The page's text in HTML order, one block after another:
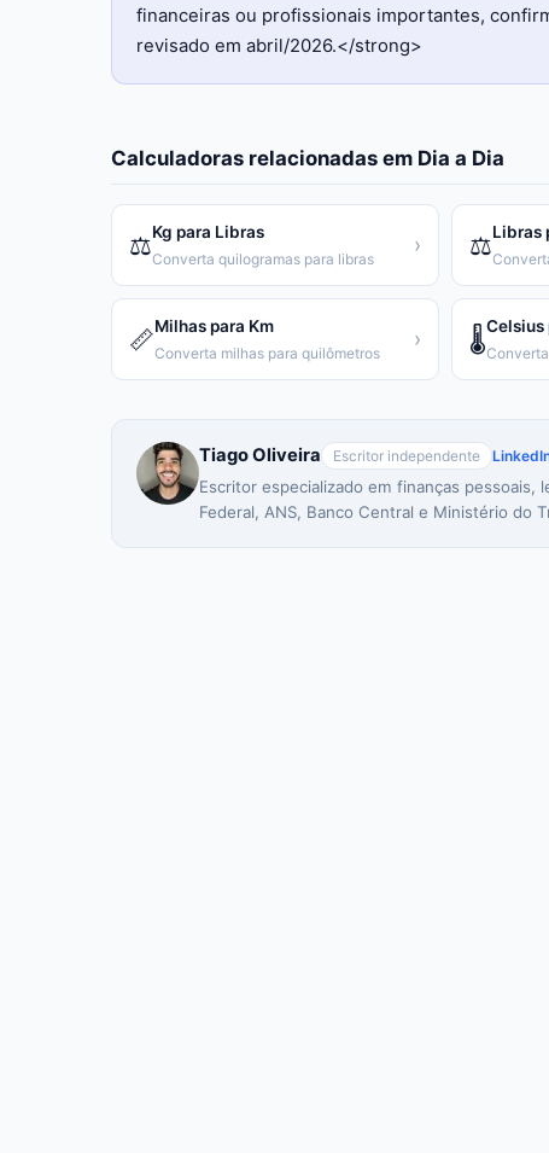
financeiras ou profissionais importantes,
revisado em abril/2026.</strong>
Calculadoras relacionadas em Dia a Dia
⚖️Kg para Libras
Converta quilogramas para libras
› ⚖️Libras
📏Milhas para Km
Converta milhas para quilômetros
› 🌡️Celsius
Tiago Oliveira Escritor independente
Escritor especializado em finanças pessoais,
Federal, ANS, Banco Central e Ministério do